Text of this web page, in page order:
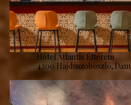
Hotel Atlantis Étterem
4200 Hajdúszoboszló,